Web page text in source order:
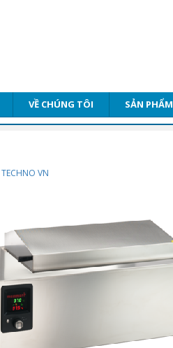
VỀ CHÚNG TÔI SẢN PHẨM
TECHNO VN